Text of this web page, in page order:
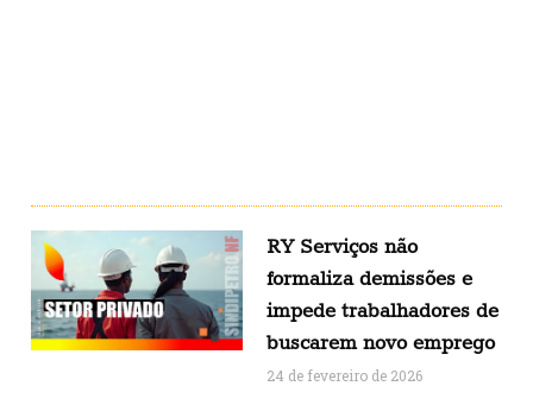
RY Serviços não
formaliza demissões e
impede trabalhadores de
buscarem novo emprego
24 de fevereiro de 2026